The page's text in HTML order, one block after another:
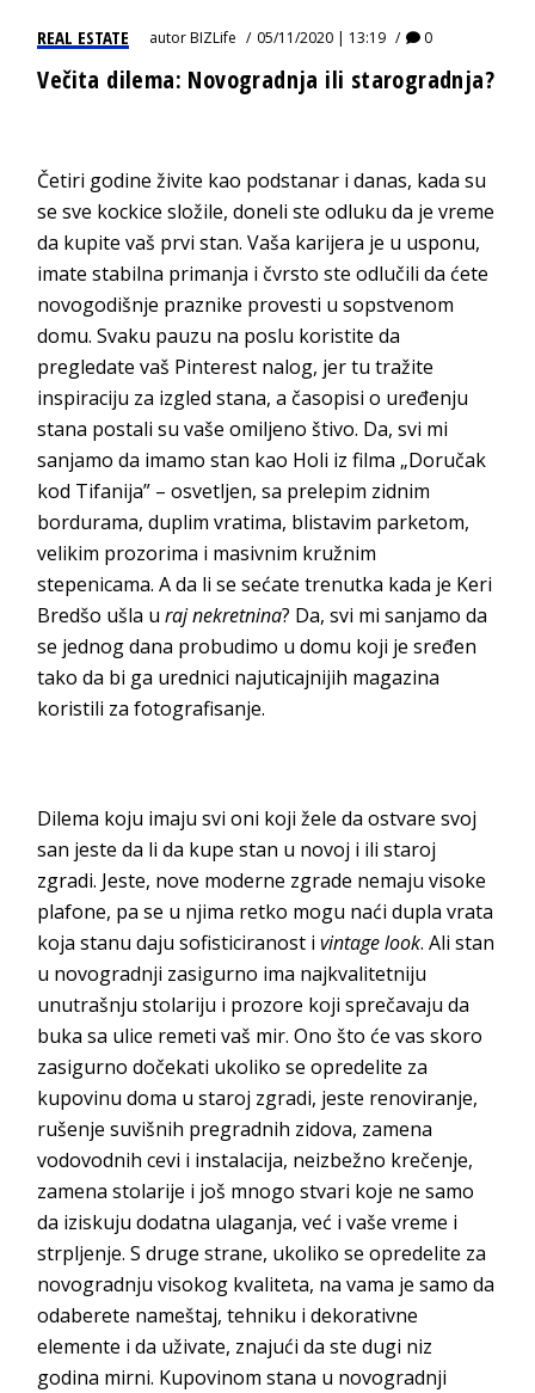
REAL ESTATE autorBIZLife 05/11/2020 | 13:19 0
Večita dilema: Novogradnja ili starogradnja?
Četiri godine živite kao podstanar i danas, kada su
se sve kockice složile, doneli ste odluku da je vreme
da kupite vaš prvi stan. Vaša karijera je u usponu,
imate stabilna primanja i čvrsto ste odlučili da ćete
novogodišnje praznike provesti u sopstvenom
domu. Svaku pauzu na poslu koristite da
pregledate vaš Pinterest nalog, jer tu tražite
inspiraciju za izgled stana, a časopisi o uređenju
stana postali su vaše omiljeno štivo. Da, svi mi
sanjamo da imamo stan kao Holi iz filma „Doručak
kod Tifanija” – osvetljen, sa prelepim zidnim
bordurama, duplim vratima, blistavim parketom,
velikim prozorima i masivnim kružnim
stepenicama. A da li se sećate trenutka kada je Keri
Bredšo ušla uraj nekretnina? Da, svi mi sanjamo da
se jednog dana probudimo u domu koji je sređen
tako da bi ga urednici najuticajnijih magazina
koristili za fotografisanje.
Dilema koju imaju svi oni koji žele da ostvare svoj
san jeste da li da kupe stan u novoj i ili staroj
zgradi. Jeste, nove moderne zgrade nemaju visoke
plafone, pa se u njima retko mogu naći dupla vrata
koja stanu daju sofisticiranost ivintage look. Ali stan
u novogradnji zasigurno ima najkvalitetniju
unutrašnju stolariju i prozore koji sprečavaju da
buka sa ulice remeti vaš mir. Ono što će vas skoro
zasigurno dočekati ukoliko se opredelite za
kupovinu doma u staroj zgradi, jeste renoviranje,
rušenje suvišnih pregradnih zidova, zamena
vodovodnih cevi i instalacija, neizbežno krečenje,
zamena stolarije i još mnogo stvari koje ne samo
da iziskuju dodatna ulaganja, već i vaše vreme i
strpljenje. S druge strane, ukoliko se opredelite za
novogradnju visokog kvaliteta, na vama je samo da
odaberete nameštaj, tehniku i dekorativne
elemente i da uživate, znajući da ste dugi niz
godina mirni. Kupovinom stana u novogradnji